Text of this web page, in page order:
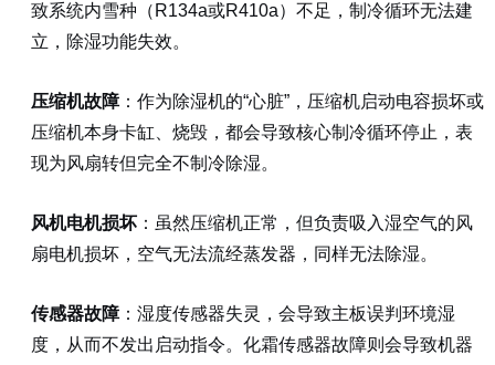
致系统内雪种（R134a或R410a）不足，制冷循环无法建
立，除湿功能失效。
压缩机故障：作为除湿机的“心脏”，压缩机启动电容损坏或
压缩机本身卡缸、烧毁，都会导致核心制冷循环停止，表
现为风扇转但完全不制冷除湿。
风机电机损坏 ：虽然压缩机正常，但负责吸入湿空气的风
扇电机损坏，空气无法流经蒸发器，同样无法除湿。
传感器故障：湿度传感器失灵，会导致主板误判环境湿
度，从而不发出启动指令。化霜传感器故障则会导致机器